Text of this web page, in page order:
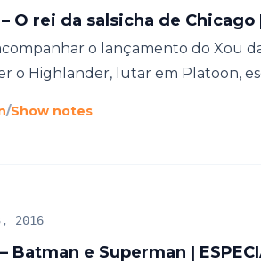
O rei da salsicha de Chicago
o lançamento do Xou
o Highlander, lutar em Platoon,
/Show notes
Batman e Superman |
2016